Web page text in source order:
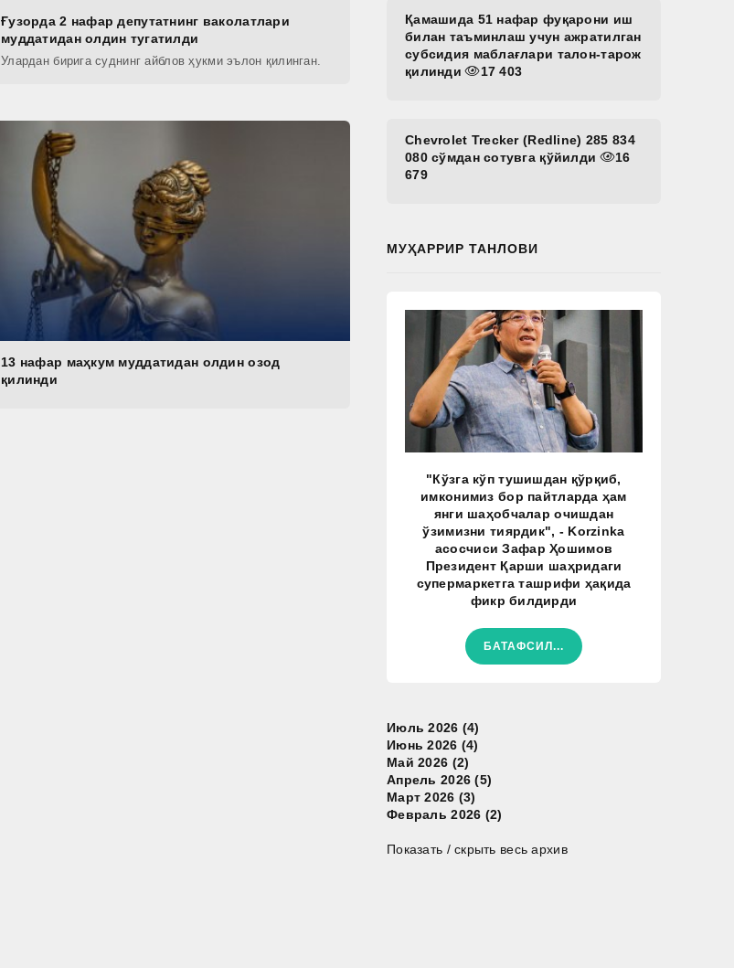
Ғузорда 2 нафар депутатнинг ваколатлари
муддатидан олдин тугатилди
Улардан бирига суднинг айблов ҳукми эълон қилинган.
13 нафар маҳкум муддатидан олдин озод
қилинди
Қамашида 51 нафар фуқарони иш
билан таъминлаш учун ажратилган
субсидия маблағлари талон-тарож
қилинди
17 403
Chevrolet Trecker (Redline) 285 834
080 сўмдан сотувга қўйилди
16
679
МУҲАРРИР ТАНЛОВИ
"Кўзга кўп тушишдан қўрқиб,
имконимиз бор пайтларда ҳам
янги шаҳобчалар очишдан
ўзимизни тиярдик", - Korzinka
асосчиси Зафар Ҳошимов
Президент Қарши шаҳридаги
супермаркетга ташрифи ҳақида
фикр билдирди
БАТАФСИЛ...
Июль 2026 (4)
Июнь 2026 (4)
Май 2026 (2)
Апрель 2026 (5)
Март 2026 (3)
Февраль 2026 (2)
Показать / скрыть весь архив